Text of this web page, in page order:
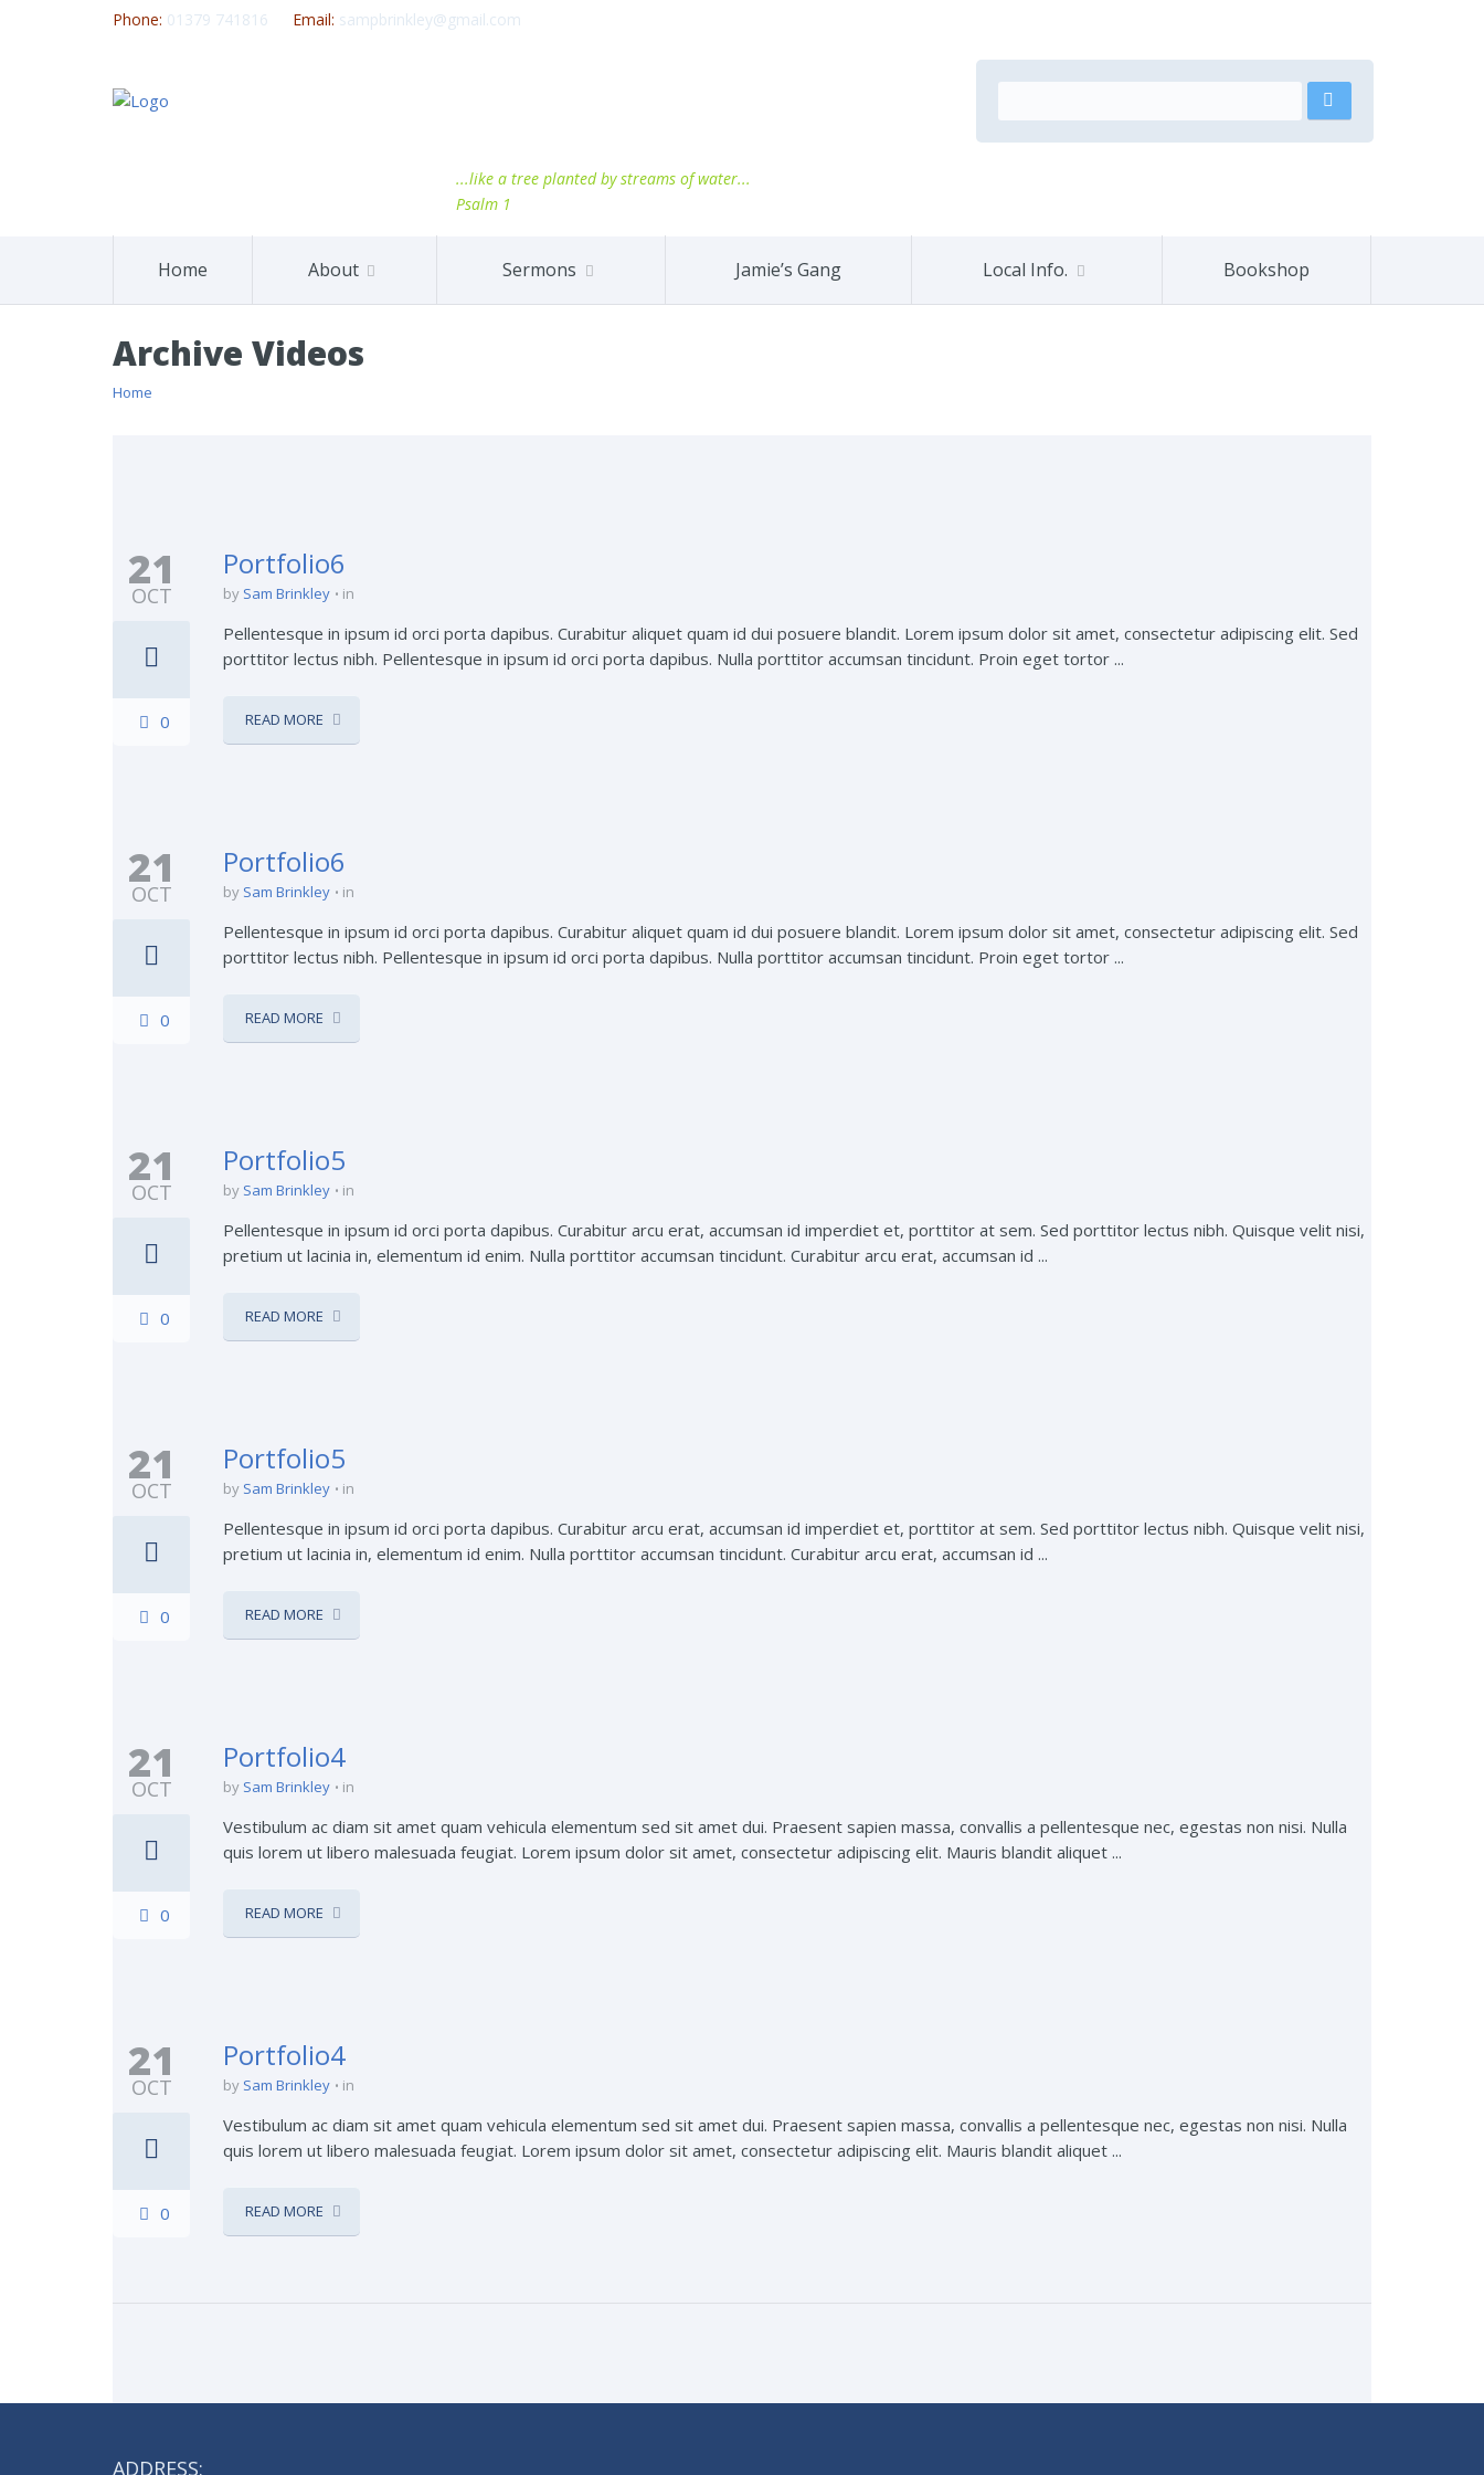
Phone: 01379 741816 Email: sampbrinkley@gmail.com
...like a tree planted by streams of water...
Psalm 1
Home About Sermons Jamie’s Gang Local Info. Bookshop
Archive Videos
Home
21
OCT
0
Portfolio6
by Sam Brinkley in
Pellentesque in ipsum id orci porta dapibus. Curabitur aliquet quam id dui posuere blandit. Lorem ipsum dolor sit amet, consectetur adipiscing elit. Sed
porttitor lectus nibh. Pellentesque in ipsum id orci porta dapibus. Nulla porttitor accumsan tincidunt. Proin eget tortor ...
READ MORE
21
OCT
0
Portfolio6
by Sam Brinkley in
Pellentesque in ipsum id orci porta dapibus. Curabitur aliquet quam id dui posuere blandit. Lorem ipsum dolor sit amet, consectetur adipiscing elit. Sed
porttitor lectus nibh. Pellentesque in ipsum id orci porta dapibus. Nulla porttitor accumsan tincidunt. Proin eget tortor ...
READ MORE
21
OCT
0
Portfolio5
by Sam Brinkley in
Pellentesque in ipsum id orci porta dapibus. Curabitur arcu erat, accumsan id imperdiet et, porttitor at sem. Sed porttitor lectus nibh. Quisque velit nisi,
pretium ut lacinia in, elementum id enim. Nulla porttitor accumsan tincidunt. Curabitur arcu erat, accumsan id ...
READ MORE
21
OCT
0
Portfolio5
by Sam Brinkley in
Pellentesque in ipsum id orci porta dapibus. Curabitur arcu erat, accumsan id imperdiet et, porttitor at sem. Sed porttitor lectus nibh. Quisque velit nisi,
pretium ut lacinia in, elementum id enim. Nulla porttitor accumsan tincidunt. Curabitur arcu erat, accumsan id ...
READ MORE
21
OCT
0
Portfolio4
by Sam Brinkley in
Vestibulum ac diam sit amet quam vehicula elementum sed sit amet dui. Praesent sapien massa, convallis a pellentesque nec, egestas non nisi. Nulla
quis lorem ut libero malesuada feugiat. Lorem ipsum dolor sit amet, consectetur adipiscing elit. Mauris blandit aliquet ...
READ MORE
21
OCT
0
Portfolio4
by Sam Brinkley in
Vestibulum ac diam sit amet quam vehicula elementum sed sit amet dui. Praesent sapien massa, convallis a pellentesque nec, egestas non nisi. Nulla
quis lorem ut libero malesuada feugiat. Lorem ipsum dolor sit amet, consectetur adipiscing elit. Mauris blandit aliquet ...
READ MORE
ADDRESS: